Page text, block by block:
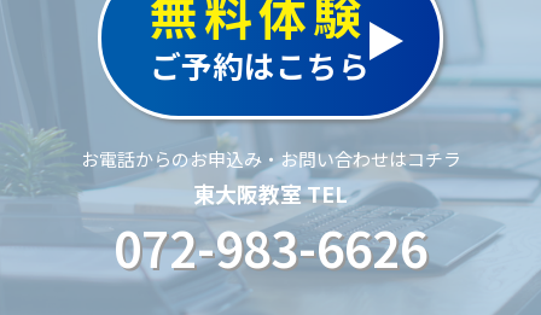
無料体験
ご予約はこちら
お電話からのお申込み・お問い合わせはコチラ
東大阪教室 TEL
072-983-6626